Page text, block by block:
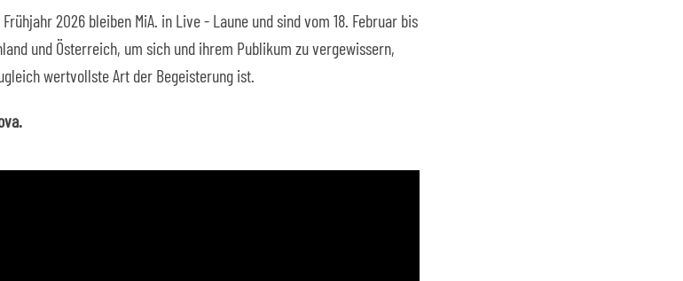
2026 bleiben MiA. in Live - Laune und sind vom 18. Februar bis
und Österreich, um sich und ihrem Publikum zu vergewissern,
wertvollste Art der Begeisterung ist.